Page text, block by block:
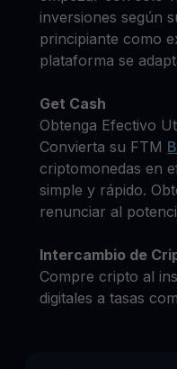
inversiones según
principiante como
plataforma se
Get Cash
Obtenga Efectivo
Convierta su FTM
criptomonedas en
simple y rápido.
renunciar al
Intercambio de
Compre cripto al
digitales a tasas